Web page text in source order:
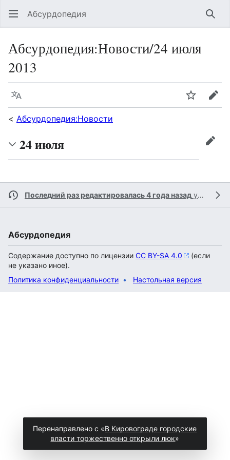
Абсурдопедия
Абсурдопедия:Новости/24 июля
2013
Язык
< Абсурдопедия:Новости
24 июля
Последний раз редактировалась 4 года назад участником
Абсурдопедия
Содержание доступно по лицензии CC BY-SA 4.0
(если
не указано иное).
Политика конфиденциальности
Настольная версия
Перенаправлено с «В Кировограде городские
власти торжественно открыли люк»